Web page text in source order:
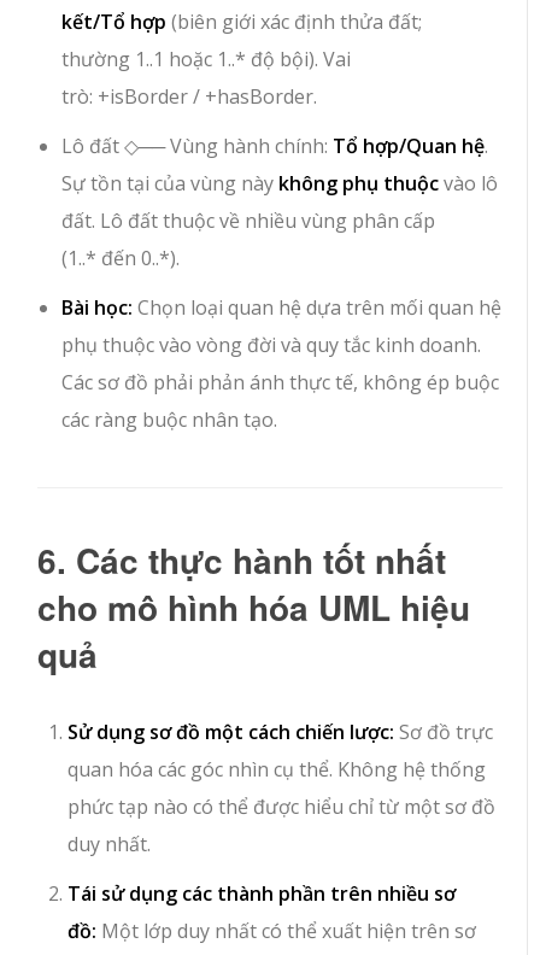
kết/Tổ hợp (biên giới xác định thửa đất;
thường 1..1 hoặc 1..* độ bội). Vai
trò: +isBorder/ +hasBorder.
Lô đất◇──Vùng hành chính: Tổ hợp/Quan hệ.
Sự tồn tại của vùng này không phụ thuộcvào lô
đất. Lô đất thuộc về nhiều vùng phân cấp
(1..* đến0..*).
Bài học: Chọn loại quan hệ dựa trên mối quan hệ
phụ thuộc vào vòng đời và quy tắc kinh doanh.
Các sơ đồ phải phản ánh thực tế, không ép buộc
các ràng buộc nhân tạo.
6. Các thực hành tốt nhất
cho mô hình hóa UML hiệu
quả
Sử dụng sơ đồ một cách chiến lược: Sơ đồ trực
quan hóa các góc nhìn cụ thể. Không hệ thống
phức tạp nào có thể được hiểu chỉ từ một sơ đồ
duy nhất.
Tái sử dụng các thành phần trên nhiều sơ
đồ: Một lớp duy nhất có thể xuất hiện trên sơ